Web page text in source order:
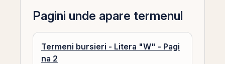
Pagini unde apare termenul
Termeni bursieri - Litera "W" - Pagi
na 2